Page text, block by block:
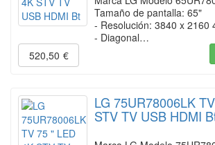
Tamaño de pantalla: 65"
- Resolución: 3840 x 2160
- Diagonal…
520,50 €
LG 75UR78006LK
STV TV USB HDMI